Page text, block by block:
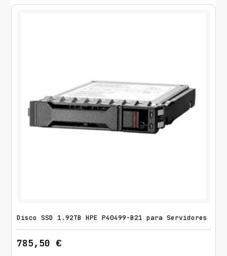
Disco SSD 1.92TB HPE P40499-B21 para Servidores
785,50 €